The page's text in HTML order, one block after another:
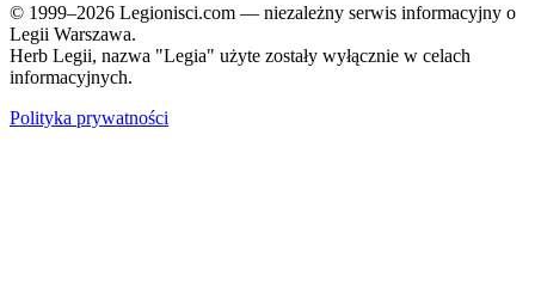
© 1999–2026 Legionisci.com — niezależny serwis informacyjny o
Legii Warszawa.
Herb Legii, nazwa "Legia" użyte zostały wyłącznie w celach
informacyjnych.
Polityka prywatności